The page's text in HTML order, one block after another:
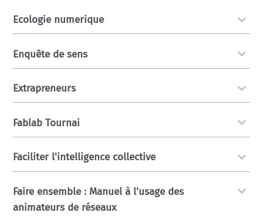
Ecologie numerique
Enquête de sens
Extrapreneurs
Fablab Tournai
Faciliter l'intelligence collective
Faire ensemble : Manuel à l'usage des
animateurs de réseaux